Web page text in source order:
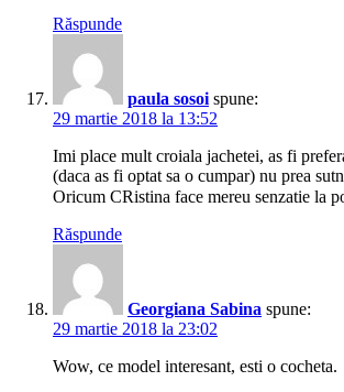
Răspunde
paula sosoi spune:
29 martie 2018 la 13:52
Imi place mult croiala jachetei, as fi
(daca as fi optat sa o cumpar) nu prea
Oricum CRistina face mereu senzatie la
Răspunde
Georgiana Sabina spune:
29 martie 2018 la 23:02
Wow, ce model interesant, esti o cocheta.